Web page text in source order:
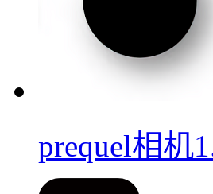
prequel相机